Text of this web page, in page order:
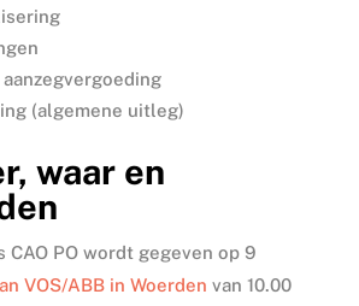
(algemene uitleg)
waar en
CAO PO wordt gegeven op 9
VOS/ABB in Woerden van 10.00